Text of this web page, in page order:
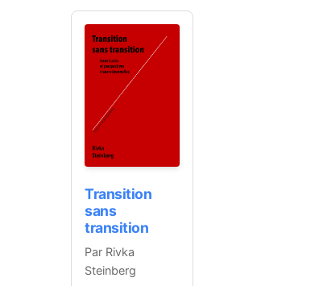
Transition
sans
transition
Par Rivka
Steinberg